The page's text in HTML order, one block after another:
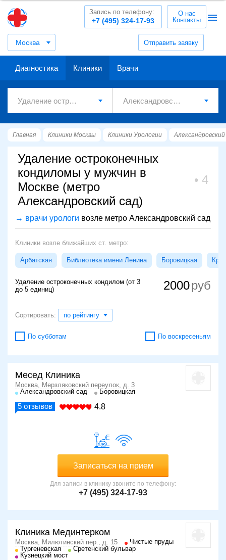
Москва Отправить заявку
+7 (495) 324-17-93
Запись по телефону:
О нас
Контакты
Диагностика Клиники Врачи
Главная Клиники Москвы Клиники Урологии Александровский
Удаление остроконечных
кондиломы у мужчин в
Москве (метро
Александровский сад)
4
→ врачи урологи возле метро Александровский сад
Клиники возле ближайших ст. метро:
Арбатская Библиотека имени Ленина Боровицкая
Удаление остроконечных кондилом (от 3
до 5 единиц)
2000
Сортировать: по рейтингу
По субботам По воскресеньям
Месед Клиника
Москва, Мерзляковский переулок, д. 3
Александровский сад
Боровицкая
5 отзывов 4.8
Записаться на прием
Для записи в клинику звоните по телефону:
+7 (495) 324-17-93
Клиника Мединтерком
Москва, Милютинский пер., д. 15
Чистые пруды
Тургеневская
Сретенский бульвар
Кузнецкий мост